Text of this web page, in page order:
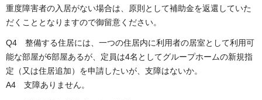
重度障害者の入居がない場合は、原則として補助金を返還していた
だくこととなりますので御留意ください。
Q4 整備する住居には、一つの住居内に利用者の居室として利用可
能な部屋が6部屋あるが、定員は4名としてグループホームの新規指
定（又は住居追加）を申請したいが、支障はないか。
A4 支障ありません。